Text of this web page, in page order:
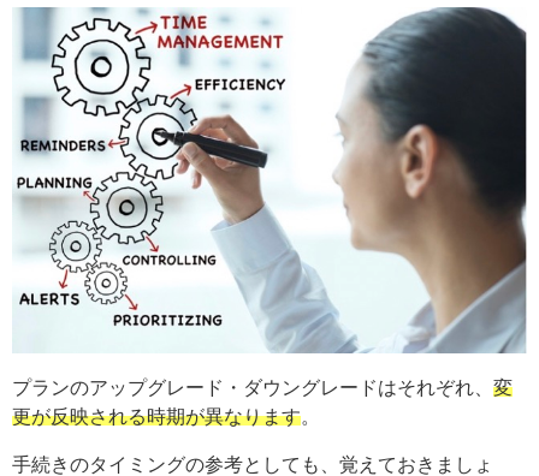
プランのアップグレード・ダウングレードはそれぞれ、 変
更が反映される時期が異なります
手続きのタイミングの参考としても、覚えておきましょ